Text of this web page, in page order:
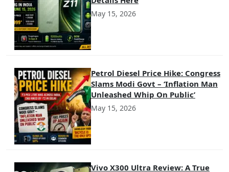
May 15, 2026
Petrol Diesel Price Hike: Congress
Slams Modi Govt – ‘Inflation Man
Unleashed Whip On Public’
May 15, 2026
Vivo X300 Ultra Review: A True